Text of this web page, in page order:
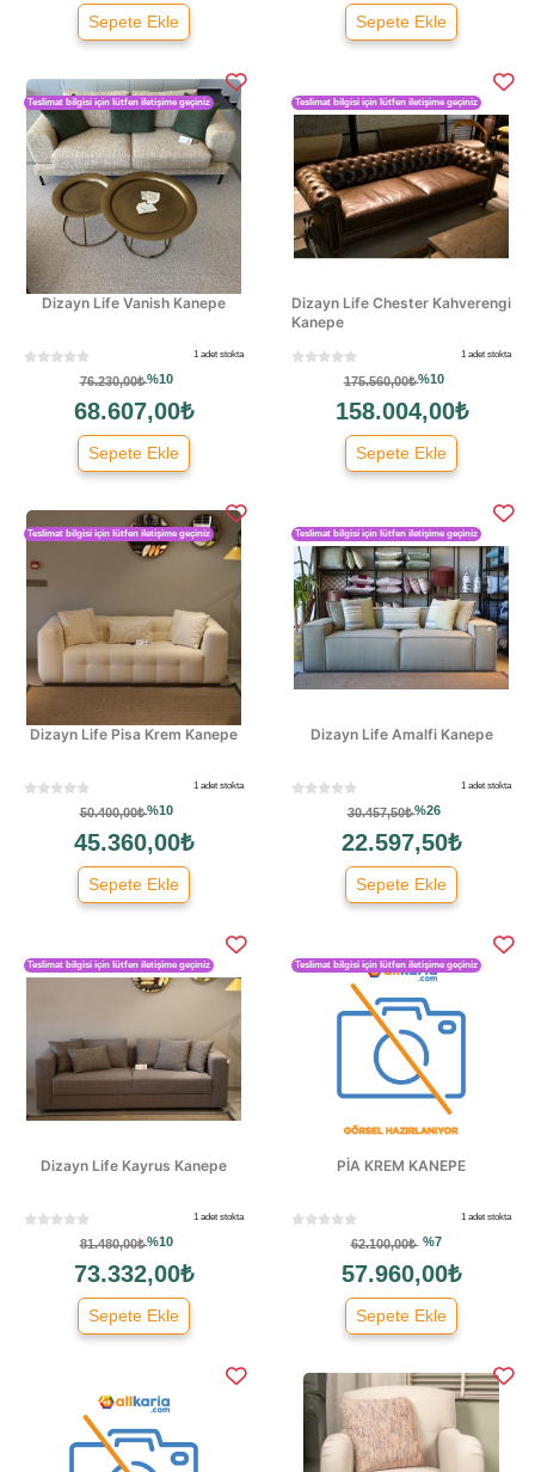
Sepete Ekle Sepete Ekle
Dizayn Life Vanish Kanepe
Teslimat bilgisi için lütfen iletişime geçiniz
1 adet stokta
76.230,00₺%10
68.607,00₺
Sepete Ekle
Dizayn Life Chester Kahverengi
Kanepe
Teslimat bilgisi için lütfen iletişime geçiniz
1 adet stokta
175.560,00₺%10
158.004,00₺
Sepete Ekle
Dizayn Life Pisa Krem Kanepe
Teslimat bilgisi için lütfen iletişime geçiniz
1 adet stokta
50.400,00₺%10
45.360,00₺
Sepete Ekle
Dizayn Life Amalfi Kanepe
Teslimat bilgisi için lütfen iletişime geçiniz
1 adet stokta
30.457,50₺%26
22.597,50₺
Sepete Ekle
Dizayn Life Kayrus Kanepe
Teslimat bilgisi için lütfen iletişime geçiniz
1 adet stokta
81.480,00₺%10
73.332,00₺
Sepete Ekle
PİA KREM KANEPE
Teslimat bilgisi için lütfen iletişime geçiniz
1 adet stokta
62.100,00₺ %7
57.960,00₺
Sepete Ekle